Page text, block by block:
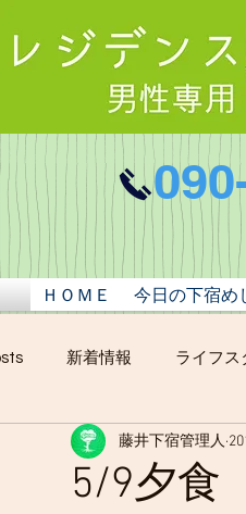
ＨＯＭＥ 今日の下宿め
新着情報 ライフス
5/9夕食
藤井下宿管理人